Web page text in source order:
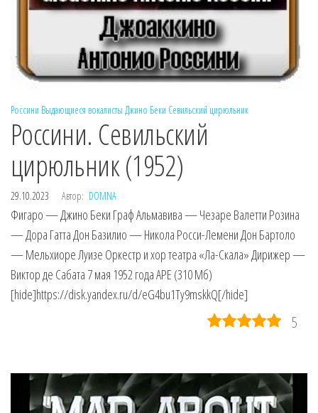
Россини Выдающиеся вокалисты Джино Беки Севильский цирюльник
Россини. Севильский
цирюльник (1952)
29.10.2023 Автор: DOMNA
Фигаро — Джино Беки Граф Альмавива — Чезаре Валетти Розина
— Дора Гатта Дон Базилио — Никола Росси-Лемени Дон Бартоло
— Мельхиоре Луизе Оркестр и хор театра «Ла-Скала» Дирижер —
Виктор де Сабата 7 мая 1952 года APE (310 Мб)
[hide]https://disk.yandex.ru/d/eG4bu1Ty9mskkQ[/hide]
5